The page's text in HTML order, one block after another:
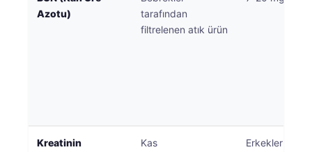
Azotu)
tarafından
filtrelenen atık ürün
Kreatinin
Kas
Erkekler: